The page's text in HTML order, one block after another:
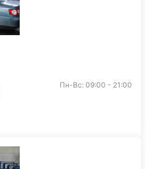
Пн-Вс: 09:00 - 21:00